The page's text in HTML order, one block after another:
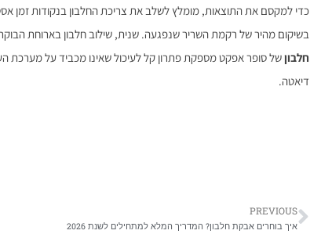
כדי למקסם את התוצאות, מומלץ לשלב את צריכת החלבון בנקודות זמן
בשיקום מהיר של רקמת השריר שנפגעה. שנית, שילוב חלבון בארוחת
חלבוןשל סופר אפקט מספקת פתרון קל לעיכול שאינו מכביד על מערכת
דיאטה.
PREVIOUS
איך בוחרים אבקת חלבון? המדריך המלא למתחילים לשנת 2026